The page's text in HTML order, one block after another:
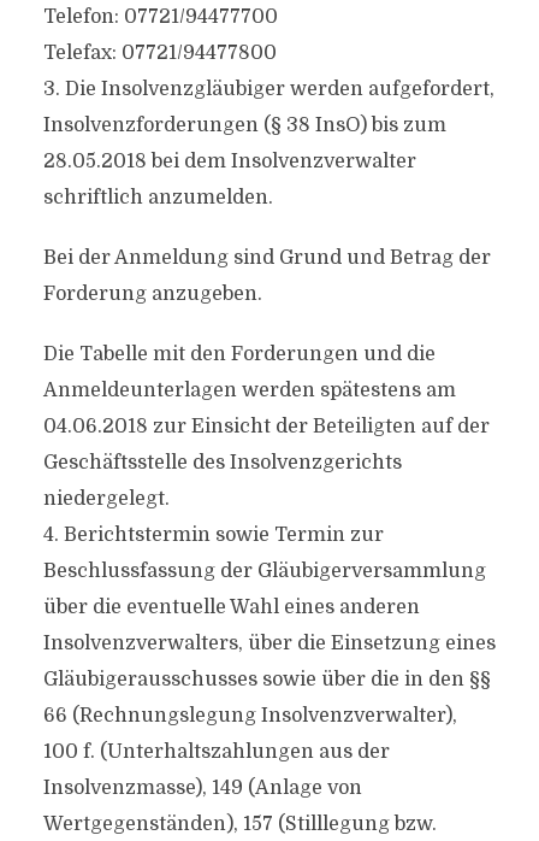
Telefon: 07721/94477700
Telefax: 07721/94477800
3. Die Insolvenzgläubiger werden aufgefordert,
Insolvenzforderungen (§ 38 InsO) bis zum
28.05.2018 bei dem Insolvenzverwalter
schriftlich anzumelden.
Bei der Anmeldung sind Grund und Betrag der
Forderung anzugeben.
Die Tabelle mit den Forderungen und die
Anmeldeunterlagen werden spätestens am
04.06.2018 zur Einsicht der Beteiligten auf der
Geschäftsstelle des Insolvenzgerichts
niedergelegt.
4. Berichtstermin sowie Termin zur
Beschlussfassung der Gläubigerversammlung
über die eventuelle Wahl eines anderen
Insolvenzverwalters, über die Einsetzung eines
Gläubigerausschusses sowie über die in den §§
66 (Rechnungslegung Insolvenzverwalter),
100 f. (Unterhaltszahlungen aus der
Insolvenzmasse), 149 (Anlage von
Wertgegenständen), 157 (Stilllegung bzw.